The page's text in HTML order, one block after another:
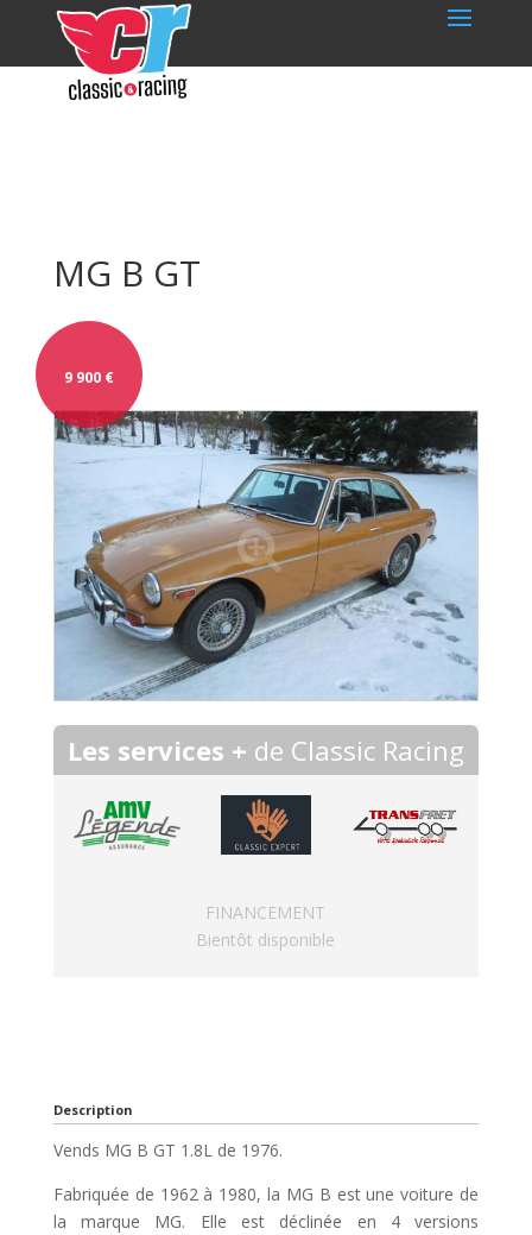
MG B GT
9 900€
Les services + de Classic Racing
FINANCEMENT
Bientôt disponible
Description
Vends MG B GT 1.8L de 1976.
Fabriquée de 1962 à 1980, la MG B est une voiture de
la marque MG. Elle est déclinée en 4 versions